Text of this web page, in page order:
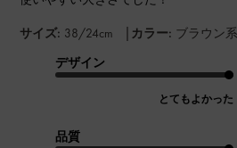
サイズ: 38/24cm | カラー: ブラウン系
デザイン
とてもよかった
品質